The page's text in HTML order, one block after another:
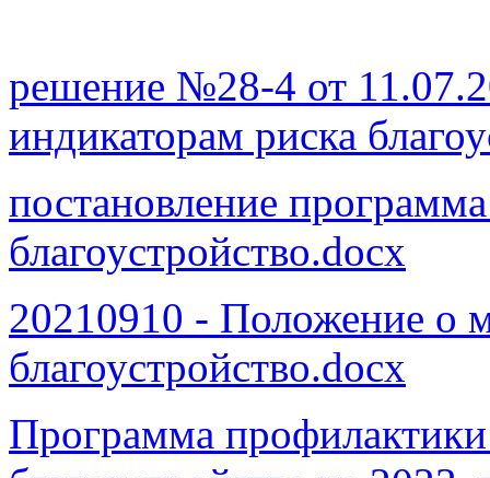
решение №28-4 от
индикаторам риска
постановление
благоустройство.docx
20210910 - Положение о
благоустройство.docx
Программа